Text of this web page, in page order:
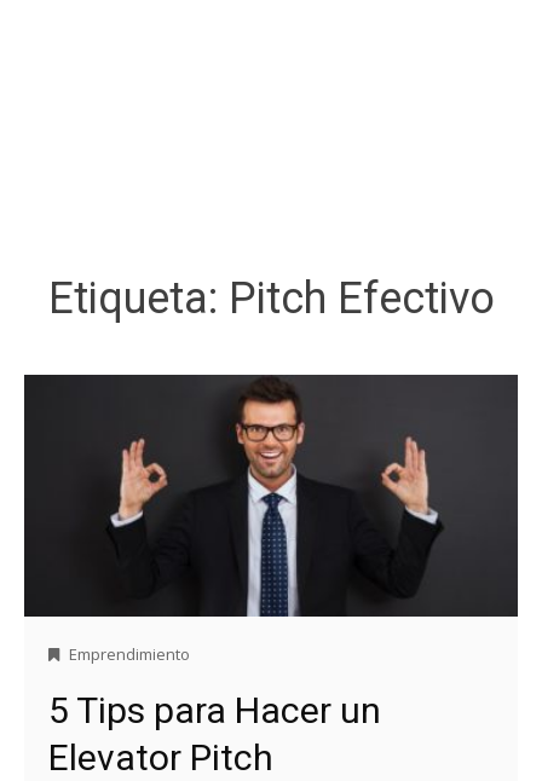
Etiqueta: Pitch Efectivo
Emprendimiento
5 Tips para Hacer un
Elevator Pitch